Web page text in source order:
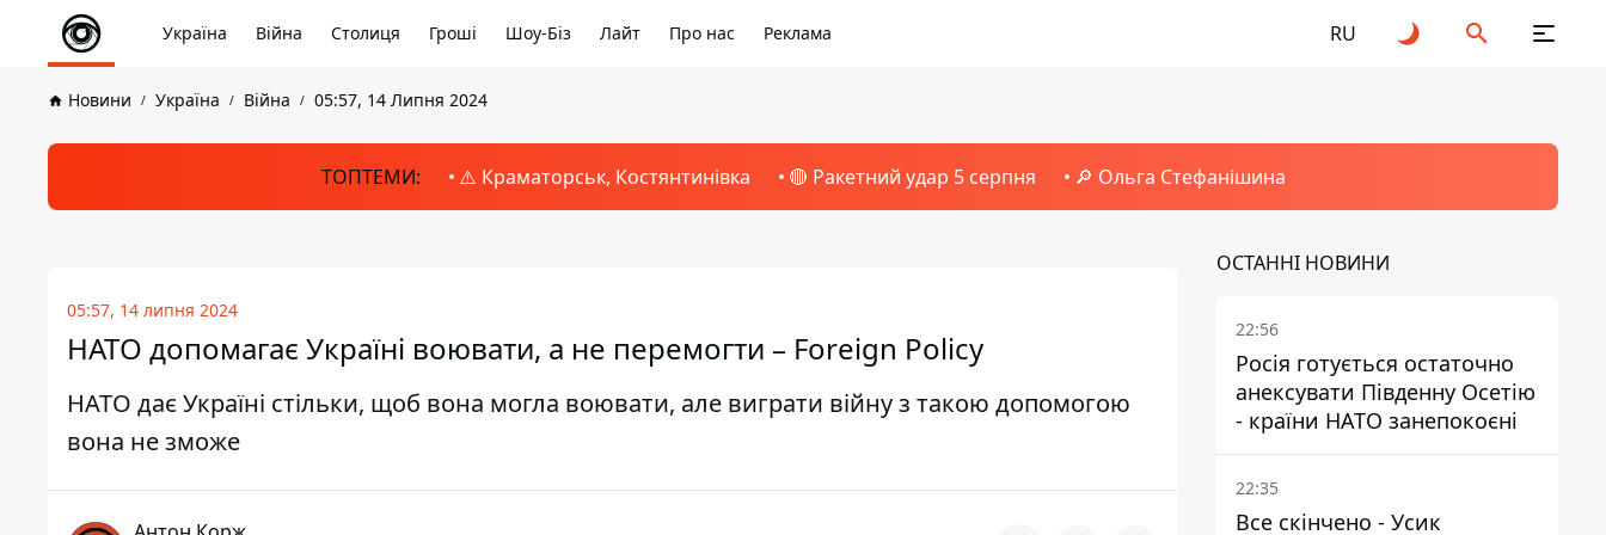
Україна Війна Столиця Гроші Шоу-Біз Лайт Про нас Реклама RU
Новини Україна Війна 05:57, 14 Липня 2024
ТОПТЕМИ: ⚠️ Краматорськ, Костянтинівка 🔴 Ракетний удар 5 серпня 🔎 Ольга Стефанішина
05:57, 14 липня 2024
НАТО допомагає Україні воювати, а не перемогти – Foreign Policy
НАТО дає Україні стільки, щоб вона могла воювати, але виграти війну з такою допомогою
вона не зможе
ОСТАННІ НОВИНИ
22:56
Росія готується остаточно
анексувати Південну Осетію
- країни НАТО занепокоєні
22:35
Все скінчено - Усик